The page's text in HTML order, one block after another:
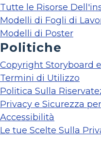
Tutte le Risorse
Modelli di Fogli di
Modelli di Poster
Politiche
Copyright Storyboard
Termini di Utilizzo
Politica Sulla
Privacy e Sicurezza
Accessibilità
Le tue Scelte Sulla